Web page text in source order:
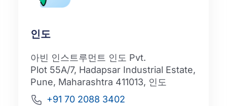
인도
아빈 인스트루먼트 인도 Pvt.
Plot 55A/7, Hadapsar Industrial Estate,
Pune, Maharashtra 411013, 인도
+91 70 2088 3402